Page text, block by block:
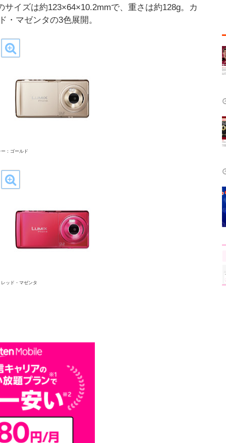
イズは約123×64×10.2mmで、重さは約128g。カ
・マゼンタの3色展開。
ー：ゴールド
レッド・マゼンタ